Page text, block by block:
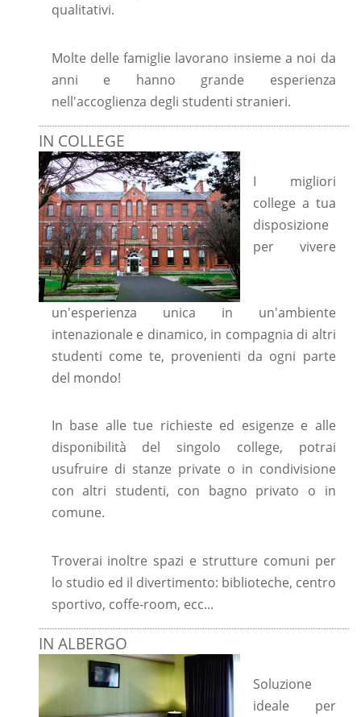
qualitativi.
Molte delle famiglie lavorano insieme a noi da
anni e hanno grande esperienza
nell'accoglienza degli studenti stranieri.
IN COLLEGE
I migliori
college a tua
disposizione
per vivere
un'esperienza unica in un'ambiente
intenazionale e dinamico, in compagnia di altri
studenti come te, provenienti da ogni parte
del mondo!
In base alle tue richieste ed esigenze e alle
disponibilità del singolo college, potrai
usufruire di stanze private o in condivisione
con altri studenti, con bagno privato o in
comune.
Troverai inoltre spazi e strutture comuni per
lo studio ed il divertimento: biblioteche, centro
sportivo, coffe-room, ecc...
IN ALBERGO
Soluzione
ideale per